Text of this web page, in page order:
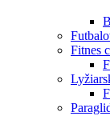
Fitnes